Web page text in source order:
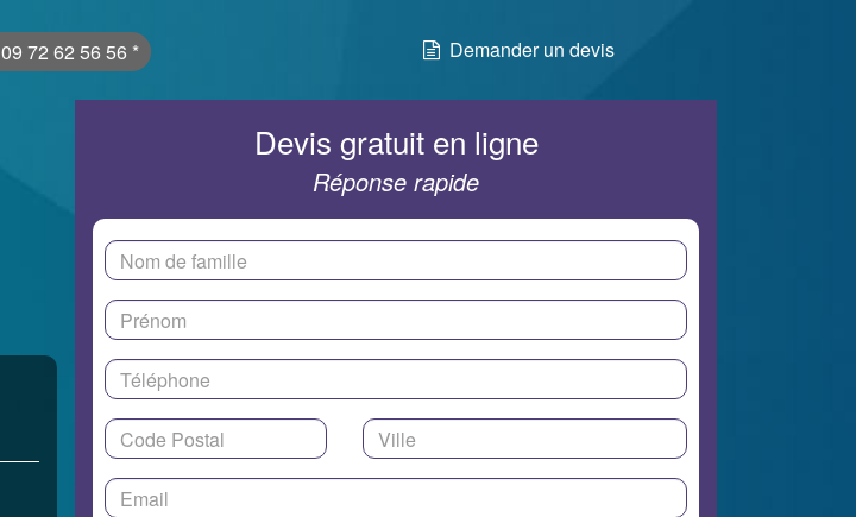
09 72 62 56 56 * Demander un devis
Devis gratuit en ligne
Réponse rapide